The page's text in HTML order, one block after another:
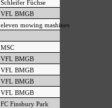
Schleifer Füchse
VFL BMGB
eleven mowing mashines
MSC
VFL BMGB
VFL BMGB
VFL BMGB
VFL BMGB
FC Finsbury Park